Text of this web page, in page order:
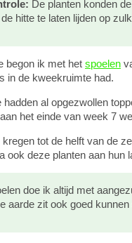
De planten konden
hitte te laten lijden op
begon ik met het spoelen
in de kweekruimte had.
al opgezwollen
het einde van week 7
tot de helft van de
ook deze planten aan hun
doe ik altijd met
aarde zit ook goed kunnen